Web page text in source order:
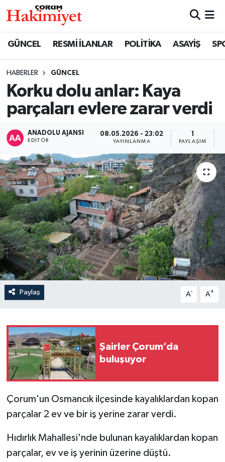
GÜNCEL RESMİ İLANLAR POLİTİKA ASAYİŞ
HABERLER GÜNCEL
Korku dolu anlar: Kaya
parçaları evlere zarar verdi
ANADOLU AJANSI
EDITÖR
08.05.2026 - 23:02
YAYINLANMA PAYLAŞIM
Paylaş A- A+
Şairler Çorum’da
buluşuyor
Çorum'un Osmancık ilçesinde kayalıklardan kopan
parçalar 2 ev ve bir iş yerine zarar verdi.
Hıdırlık Mahallesi'nde bulunan kayalıklardan kopan
parçalar, ev ve iş yerinin üzerine düştü.
SAĞLIK
ASAYİŞ
EKONOMİ
GÜNCEL
AKTÜEL
EĞİTİM
İLÇELER
OTOPARK
TEKNOLOJİ
Nöbetçi Eczaneler
Çorum Namaz Vakitleri
Trafik Durumu
Süper Lig Puan Durumu ve Fikstür
Tüm Manşetler
Son Dakika Haberleri
Haber Arşivi